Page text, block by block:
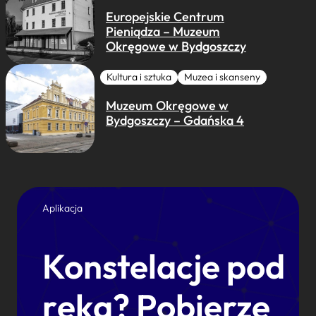
Europejskie Centrum
Pieniądza – Muzeum
Okręgowe w Bydgoszczy
Kultura i sztuka Muzea i skanseny
Muzeum Okręgowe w
Bydgoszczy – Gdańska 4
Aplikacja
Konstelacje pod
ręką? Pobierze